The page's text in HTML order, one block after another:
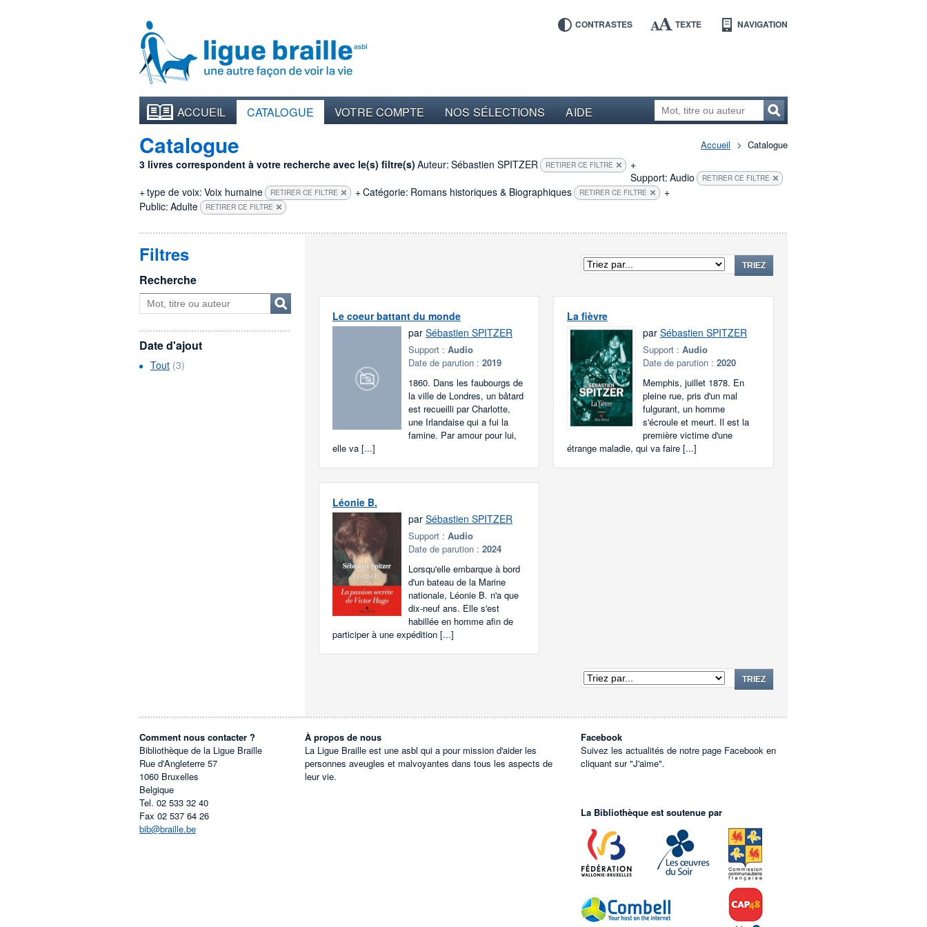
CONTRASTES TEXTE NAVIGATION
ACCUEIL CATALOGUE VOTRE COMPTE NOS SÉLECTIONS AIDE
Accueil Catalogue
Catalogue
3 livres correspondent à votre recherche avec le(s) filtre(s) Auteur: Sébastien SPITZER RETIRER CE FILTRE
+
Support: Audio RETIRER CE FILTRE
+type de voix: Voix humaine RETIRER CE FILTRE +Catégorie: Romans historiques & Biographiques RETIRER CE FILTRE
+
Public: Adulte RETIRER CE FILTRE
TRIEZ
Le coeur battant du monde
parSébastien SPITZER
Support :Audio
Date de parution :2019
1860. Dans les faubourgs de
la ville de Londres, un bâtard
est recueilli par Charlotte,
une Irlandaise qui a fui la
famine. Par amour pour lui,
elle va [...]
La fièvre
par Sébastien SPITZER
Support : Audio
Date de parution : 2020
Memphis, juillet 1878. En
pleine rue, pris d'un mal
fulgurant, un homme
s'écroule et meurt. Il est la
première victime d'une
étrange maladie, qui va faire [...]
Léonie B.
parSébastien SPITZER
Support :Audio
Date de parution :2024
Lorsqu'elle embarque à bord
d'un bateau de la Marine
nationale, Léonie B. n'a que
dix-neuf ans. Elle s'est
habillée en homme afin de
participer à une expédition [...]
TRIEZ
Filtres
Recherche
Date d'ajout
Tout (3)
Comment nous contacter ?
Bibliothèque de la Ligue Braille
Rue d'Angleterre 57
1060 Bruxelles
Belgique
Tel. 02 533 32 40
Fax 02 537 64 26
bib@braille.be
À propos de nous
La Ligue Braille est une asbl qui a pour mission d'aider les
personnes aveugles et malvoyantes dans tous les aspects de
leur vie.
Facebook
Suivez les actualités de notre page Facebook en
cliquant sur "J'aime".
La Bibliothèque est soutenue par